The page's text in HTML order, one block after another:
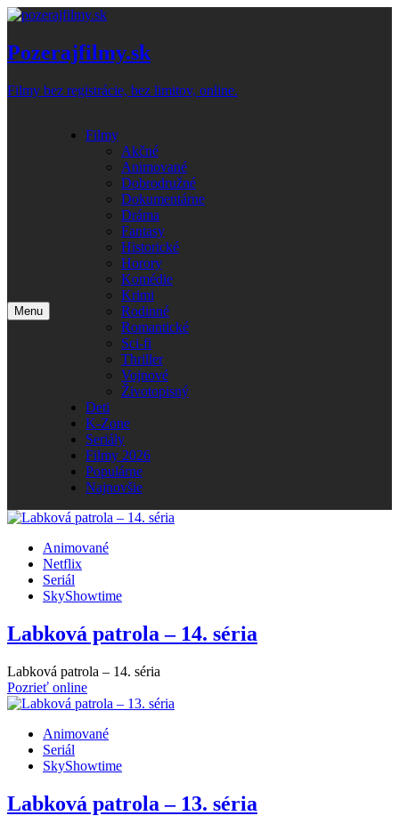
Skip
content
Pozerajfilmy.sk
Filmy bez registrácie, bez limitov, online.
Menu
Filmy
Akčné
Animované
Dobrodružné
Dokumentárne
Dráma
Fantasy
Historické
Horory
Komédie
Krimi
Rodinné
Romantické
Sci-fi
Thriller
Vojnové
Životopisný
Deti
K-Zone
Seriály
Filmy 2026
Populárne
Najnovšie
Animované
Netflix
Seriál
SkyShowtime
Labková patrola – 14. séria
Labková patrola – 14. séria
Pozrieť online
Animované
Seriál
SkyShowtime
Labková patrola – 13. séria